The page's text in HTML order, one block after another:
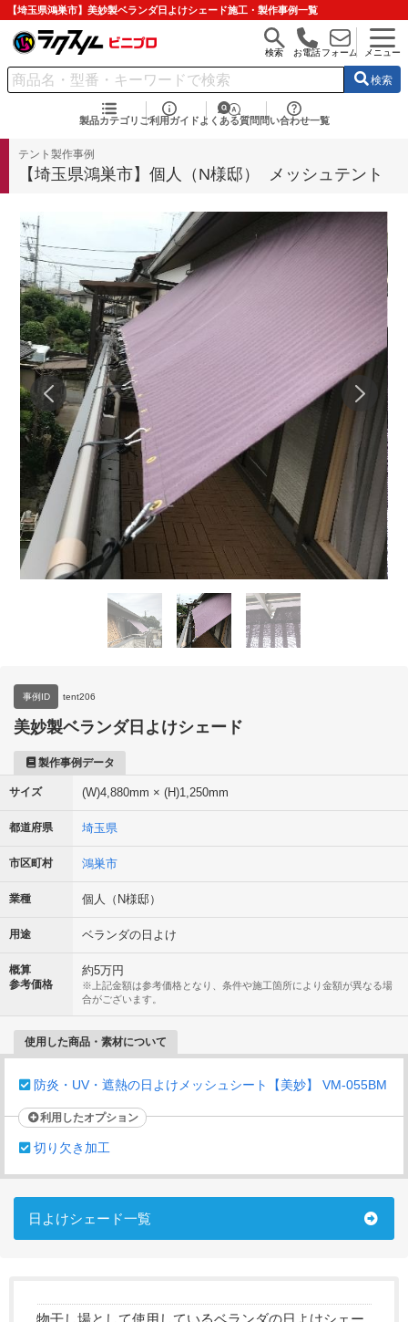
【埼玉県鴻巣市】美妙製ベランダ日よけシェード施工・製作事例一覧
検索 お電話フォーム メニュー
検索
製品カテゴリ ご利用ガイド よくある質問 問い合わせ一覧
テント製作事例
【埼玉県鴻巣市】個人（N様邸） メッシュテント
事例ID tent206
美妙製ベランダ日よけシェード
製作事例データ
サイズ (W)4,880mm × (H)1,250mm
都道府県 埼玉県
市区町村 鴻巣市
業種 個人（N様邸）
用途 ベランダの日よけ
概算
参考価格
約5万円
※上記金額は参考価格となり、条件や施工箇所により金額が異なる場
合がございます。
使用した商品・素材について
防炎・UV・遮熱の日よけメッシュシート【美妙】 VM-055BM
利用したオプション
切り欠き加工
日よけシェード一覧